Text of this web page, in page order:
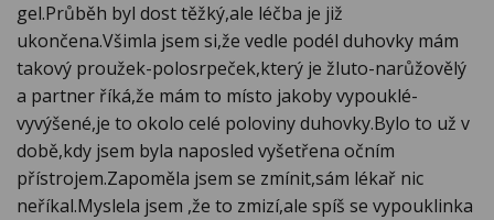
gel.Průběh byl dost těžký,ale léčba je již
ukončena.Všimla jsem si,že vedle podél duhovky mám
takový proužek-polosrpeček,který je žluto-narůžovělý
a partner říká,že mám to místo jakoby vypouklé-
vyvýšené,je to okolo celé poloviny duhovky.Bylo to už v
době,kdy jsem byla naposled vyšetřena očním
přístrojem.Zapoměla jsem se zmínit,sám lékař nic
neříkal.Myslela jsem ,že to zmizí,ale spíš se vypouklinka